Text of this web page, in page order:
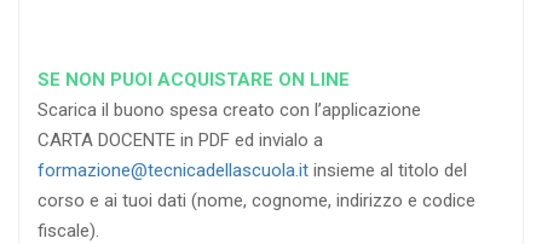
SE NON PUOI ACQUISTARE ON LINE
Scarica il buono spesa creato con l’applicazione
CARTA DOCENTE in PDF ed invialo a
formazione@tecnicadellascuola.it insieme al titolo del
corso e ai tuoi dati (nome, cognome, indirizzo e codice
fiscale).